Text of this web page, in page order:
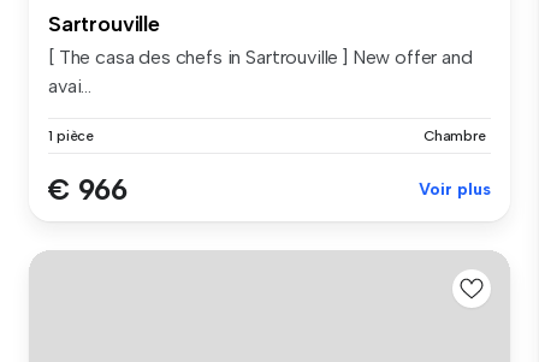
Sartrouville
[ The casa des chefs in Sartrouville ] New offer and
avai...
1 pièce Chambre
€ 966 Voir plus